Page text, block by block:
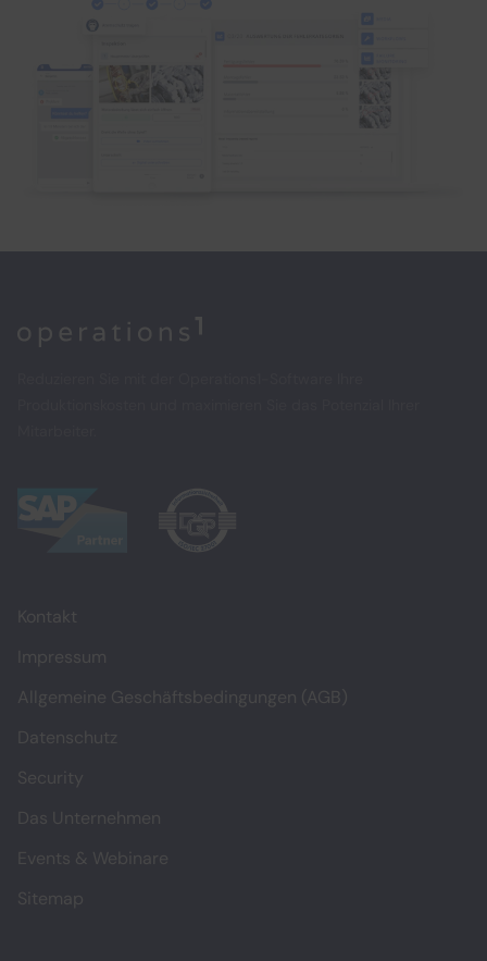
Kontakt
Impressum
Allgemeine Geschäftsbedingungen (AGB)
Datenschutz
Security
Das Unternehmen
Events & Webinare
Sitemap